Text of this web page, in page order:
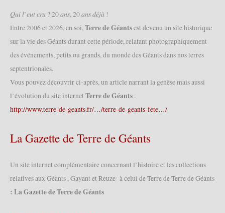
(31/01/2015)
𝑄𝑢𝑖 𝑙’𝑒𝑢𝑡 𝑐𝑟𝑢 ? 20 𝑎𝑛𝑠, 20 𝑎𝑛𝑠 𝑑𝑒́𝑗𝑎̀ !
Entre 2006 et 2026, en soi,Terre de Géantsest devenu un site historique
sur la vie des Géants durant cette période, relatant photographiquement
des événements, petits ou grands, du monde des Géants dans nos terres
septentrionales.
Vous pouvez découvrir ci-après, un article narrant la genèse mais aussi
l’évolution du site internet Terre de Géants :
http://www.terre-de-geants.fr/…/terre-de-geants-fete…/
La Gazette de Terre de Géants
Un site internet complémentaire concernant l’histoire et les collections
relatives aux Géants , Gayant et Reuze à celui de Terre de Terre de Géants
: La Gazette de Terre de Géants